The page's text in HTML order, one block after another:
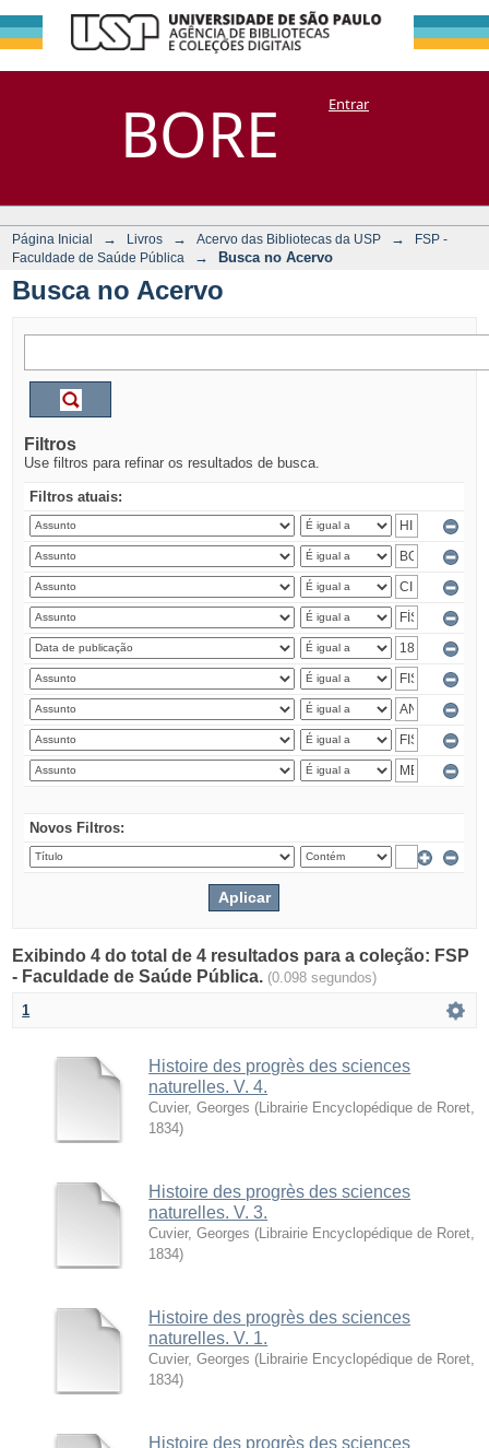
BORE
Busca no Acervo
DSpace/Manakin + CoriscoEntrar
Página Inicial → Livros → Acervo das Bibliotecas da USP →
FSP -
Faculdade de Saúde Pública
→ Busca no Acervo
Busca no Acervo
Filtros
Use filtros para refinar os resultados de busca.
Filtros atuais:
Novos Filtros:
Exibindo 4 do total de 4 resultados para a coleção: FSP
- Faculdade de Saúde Pública. (0.098 segundos)
1
Histoire des progrès des sciences
naturelles. V. 4.
Cuvier, Georges ( Librairie Encyclopédique de Roret
1834)
Histoire des progrès des sciences
naturelles. V. 3.
Cuvier, Georges ( Librairie Encyclopédique de Roret
1834)
Histoire des progrès des sciences
naturelles. V. 1.
Cuvier, Georges ( Librairie Encyclopédique de Roret
1834)
Histoire des progrès des sciences